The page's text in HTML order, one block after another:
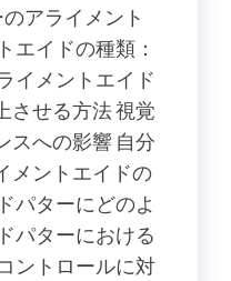
のアライメント
エイドの種類：
イメントエイド
させる方法 視覚
スへの影響 自分
メントエイドの
パターにどのよ
パターにおける
ントロールに対